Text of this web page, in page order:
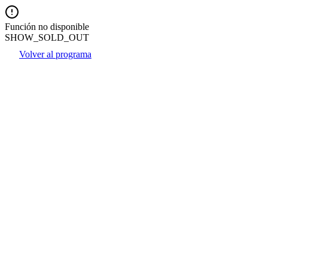
Función no disponible
SHOW_SOLD_OUT
Volver al programa